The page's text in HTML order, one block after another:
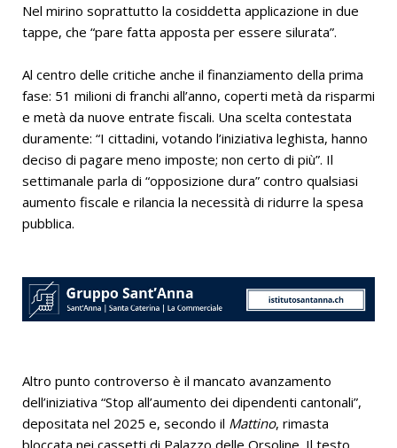
Nel mirino soprattutto la cosiddetta applicazione in due
tappe, che “pare fatta apposta per essere silurata”.
Al centro delle critiche anche il finanziamento della prima
fase: 51 milioni di franchi all’anno, coperti metà da risparmi
e metà da nuove entrate fiscali. Una scelta contestata
duramente: “I cittadini, votando l’iniziativa leghista, hanno
deciso di pagare meno imposte; non certo di più”. Il
settimanale parla di “opposizione dura” contro qualsiasi
aumento fiscale e rilancia la necessità di ridurre la spesa
pubblica.
Altro punto controverso è il mancato avanzamento
dell’iniziativa “Stop all’aumento dei dipendenti cantonali”,
depositata nel 2025 e, secondo il Mattino, rimasta
bloccata nei cassetti di Palazzo delle Orsoline. Il testo